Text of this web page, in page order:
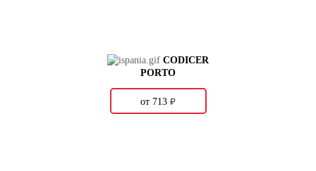
CODICER
PORTO
от 713 о